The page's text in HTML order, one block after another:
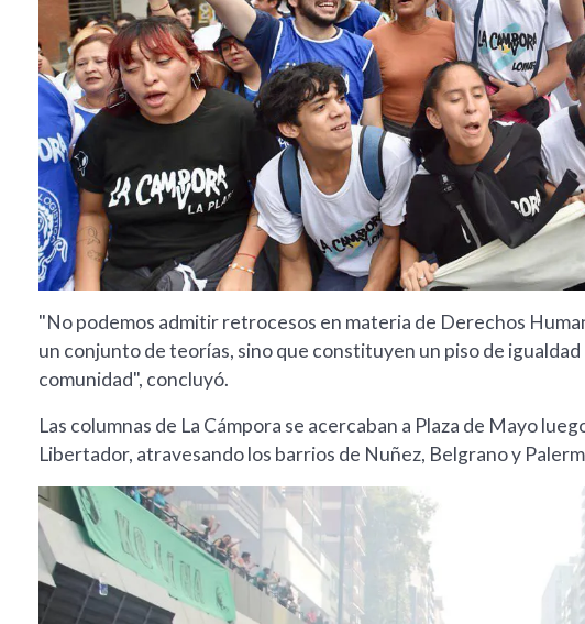
"No podemos admitir retrocesos en materia de Derechos
un conjunto de teorías, sino que constituyen un piso de
comunidad", concluyó.
Las columnas de La Cámpora se acercaban a Plaza de Mayo
Libertador, atravesando los barrios de Nuñez, Belgrano y